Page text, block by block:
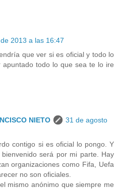
2013 a las 16:47
que ver si es oficial y todo lo
todo lo que sea te lo ire
NIETO
31 de agosto
contigo si es oficial lo pongo. Y
será por mi parte. Hay
organizaciones como Fifa, Uefa
no son oficiales.
mismo anónimo que siempre me